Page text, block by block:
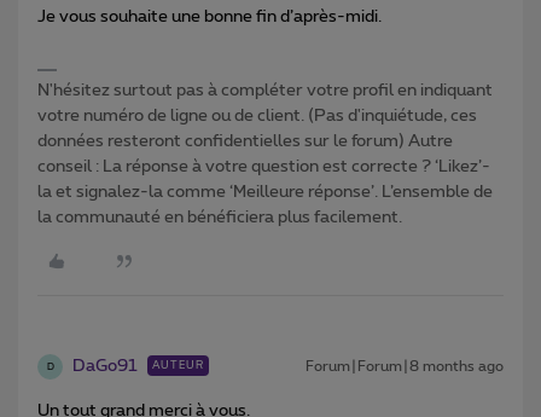
Je vous souhaite une bonne fin d’après-midi.
N'hésitez surtout pas à compléter votre profil en indiquant
votre numéro de ligne ou de client. (Pas d'inquiétude, ces
données resteront confidentielles sur le forum) Autre
conseil : La réponse à votre question est correcte ? ‘Likez’-
la et signalez-la comme ‘Meilleure réponse’. L’ensemble de
la communauté en bénéficiera plus facilement.
D DaGo91 AUTEUR Forum|Forum|8 months ago
Un tout grand merci à vous.